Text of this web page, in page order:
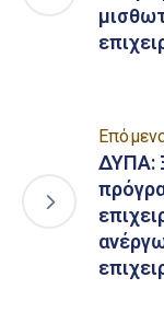
ΔΥΠΑ: